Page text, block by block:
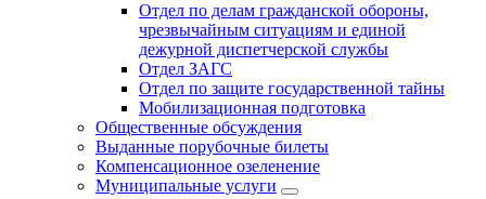
Отдел по делам гражданской обороны,
чрезвычайным ситуациям и единой
дежурной диспетчерской службы
Отдел ЗАГС
Отдел по защите государственной тайны
Мобилизационная подготовка
Общественные обсуждения
Выданные порубочные билеты
Компенсационное озеленение
Муниципальные услуги